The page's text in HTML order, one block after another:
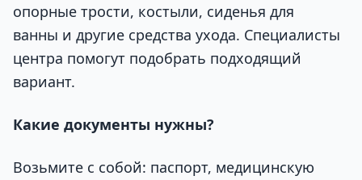
опорные трости, костыли, сиденья для
ванны и другие средства ухода. Специалисты
центра помогут подобрать подходящий
вариант.
Какие документы нужны?
Возьмите с собой: паспорт, медицинскую